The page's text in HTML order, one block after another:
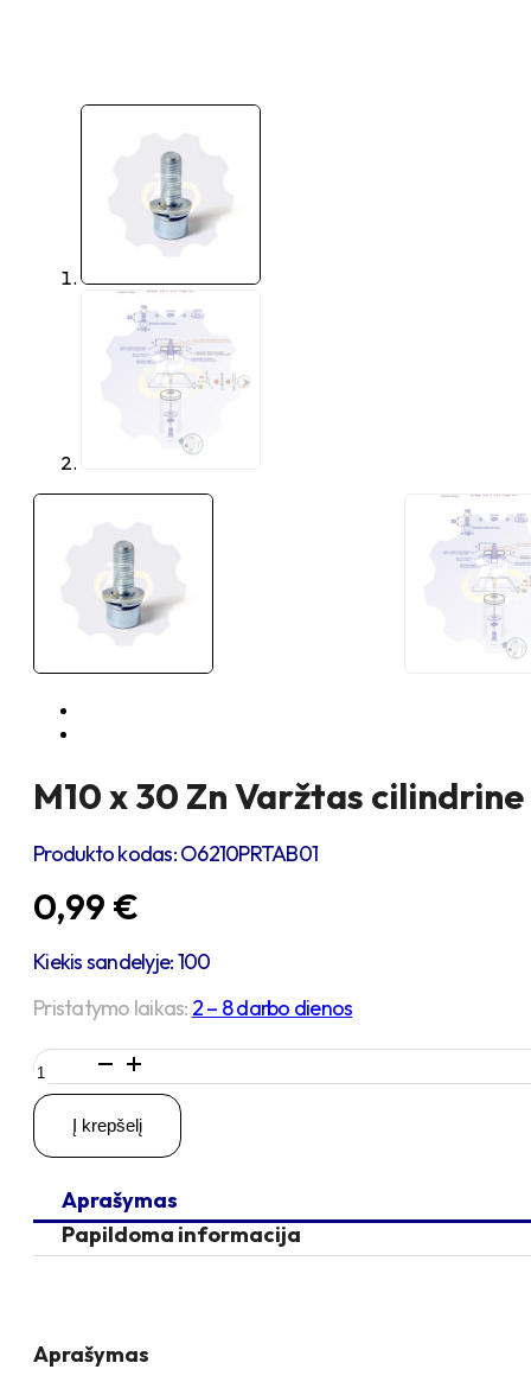
M10 x 30 Zn Varžtas
Produkto kodas:O6210PRTAB01
0,99 €
Kiekis sandelyje: 100
Pristatymo laikas: 2 – 8 darbo dienos
produkto
kiekis:
M10
30
Varžtas
cilindrine
galva
+
poveržlė
Į krepšelį
Aprašymas
Papildoma informacija
Aprašymas